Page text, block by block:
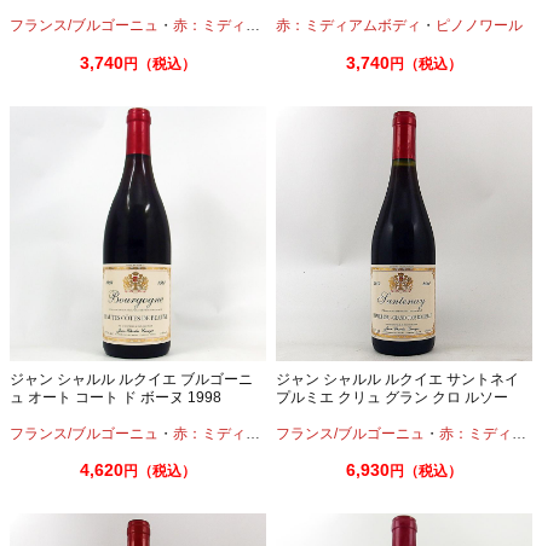
フランス/ブルゴーニュ ・ 赤：ミディアムボディ ・ガメイ
3,740円（税込）
赤：ミディアムボディ ・ ピノノワール
3,740円（税込）
ジャン シャルル ルクイエ ブルゴーニ
ュ オート コート ド ボーヌ 1998
フランス/ブルゴーニュ ・ 赤：ミディアムボディ ・ピノノワール
4,620円（税込）
ジャン シャルル ルクイエ サントネイ
プルミエ クリュ グラン クロ ルソー
フランス/ブルゴーニュ ・赤：ミディアムボディ
6,930円（税込）